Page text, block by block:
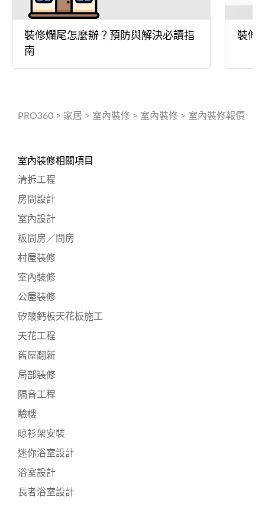
裝修爛尾怎麼辦？預防與解決必讀指
南
裝修
PRO360 > 家居 > 室內裝修 > 室內裝修 > 室內裝修報價
室內裝修相關項目
清拆工程
房間設計
室內設計
板間房／間房
村屋裝修
室內裝修
公屋裝修
矽酸鈣板天花板施工
天花工程
舊屋翻新
局部裝修
隔音工程
驗樓
晾衫架安裝
迷你浴室設計
浴室設計
長者浴室設計